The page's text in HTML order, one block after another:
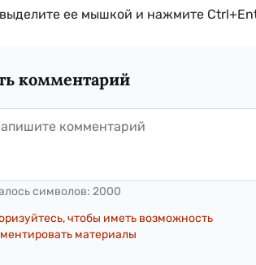
ее мышкой и нажмите
комментарий
символов: 2000
чтобы иметь возможность
материалы